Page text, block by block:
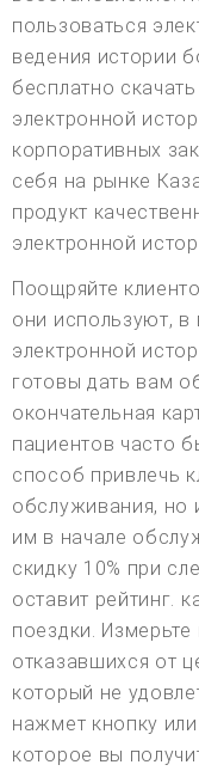
пользоваться
ведения истории
бесплатно
электронной
корпоративных
себя на рынке
продукт
электронной
Поощряйте
они используют,
электронной
готовы дать вам
окончательная
пациентов часто
способ привлечь
обслуживания, но
им в начале
скидку 10% при
оставит рейтинг.
поездки. Измерьте
отказавшихся от
который не
нажмет кнопку
которое вы